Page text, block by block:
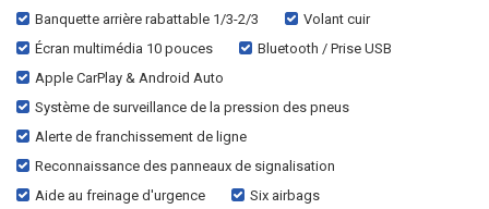
Banquette arrière rabattable 1/3-2/3
Volant cuir
Écran multimédia 10 pouces
Bluetooth / Prise USB
Apple CarPlay & Android Auto
Système de surveillance de la pression des pneus
Alerte de franchissement de ligne
Reconnaissance des panneaux de signalisation
Aide au freinage d'urgence
Six airbags